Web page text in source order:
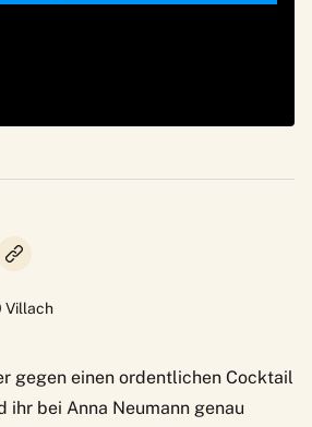
Villach
gegen einen ordentlichen Cocktail
ihr bei Anna Neumann genau